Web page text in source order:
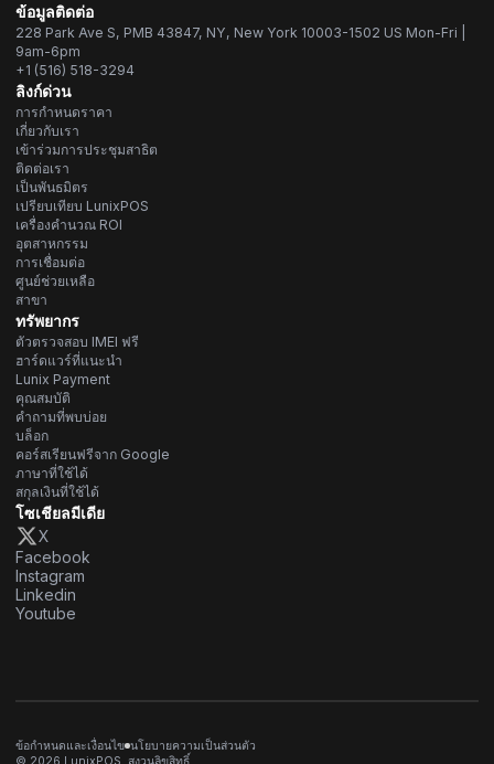
ข้อมูลติดต่อ
228 Park Ave S, PMB 43847, NY, New York 10003-1502 US Mon-Fri |
9am-6pm
+1 (516) 518-3294
ลิงก์ด่วน
การกำหนดราคา
เกี่ยวกับเรา
เข้าร่วมการประชุมสาธิต
ติดต่อเรา
เป็นพันธมิตร
เปรียบเทียบ LunixPOS
เครื่องคำนวณ ROI
อุตสาหกรรม
การเชื่อมต่อ
ศูนย์ช่วยเหลือ
สาขา
ทรัพยากร
ตัวตรวจสอบ IMEI ฟรี
ฮาร์ดแวร์ที่แนะนำ
Lunix Payment
คุณสมบัติ
คำถามที่พบบ่อย
บล็อก
คอร์สเรียนฟรีจาก Google
ภาษาที่ใช้ได้
สกุลเงินที่ใช้ได้
โซเชียลมีเดีย
X
Facebook
Instagram
Linkedin
Youtube
© 2026 LunixPOS. สงวนลิขสิทธิ์
ข้อกำหนดและเงื่อนไข นโยบายความเป็นส่วนตัว